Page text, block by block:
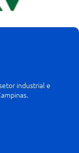
industrial e